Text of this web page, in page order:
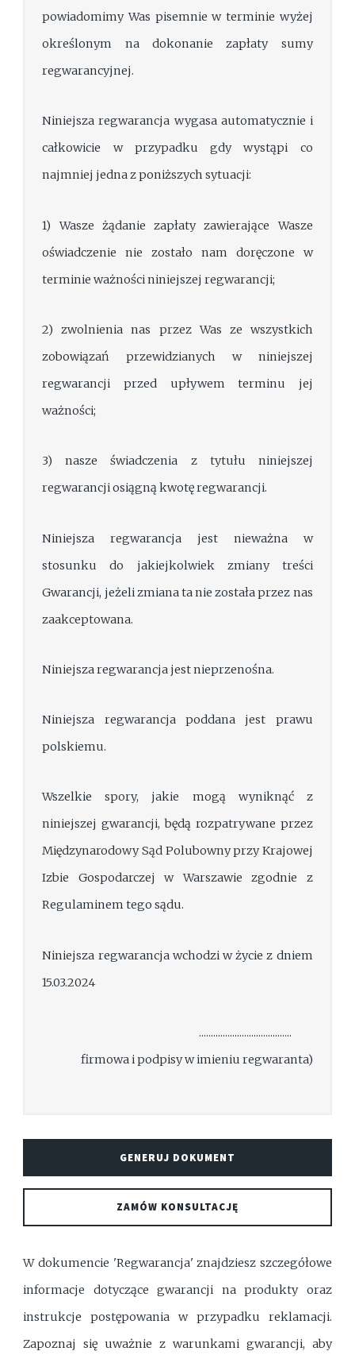
powiadomimy Was pisemnie w terminie wyżej
określonym na dokonanie zapłaty sumy
regwarancyjnej.
Niniejsza regwarancja wygasa automatycznie i
całkowicie w przypadku gdy wystąpi co
najmniej jedna z poniższych sytuacji:
1) Wasze żądanie zapłaty zawierające Wasze
oświadczenie nie zostało nam doręczone w
terminie ważności niniejszej regwarancji;
2) zwolnienia nas przez Was ze wszystkich
zobowiązań przewidzianych w niniejszej
regwarancji przed upływem terminu jej
ważności;
3) nasze świadczenia z tytułu niniejszej
regwarancji osiągną kwotę regwarancji.
Niniejsza regwarancja jest nieważna w
stosunku do jakiejkolwiek zmiany treści
Gwarancji, jeżeli zmiana ta nie została przez nas
zaakceptowana.
Niniejsza regwarancja jest nieprzenośna.
Niniejsza regwarancja poddana jest prawu
polskiemu.
Wszelkie spory, jakie mogą wyniknąć z
niniejszej gwarancji, będą rozpatrywane przez
Międzynarodowy Sąd Polubowny przy Krajowej
Izbie Gospodarczej w Warszawie zgodnie z
Regulaminem tego sądu.
Niniejsza regwarancja wchodzi w życie z dniem
15.03.2024
firmowa i podpisy w imieniu regwaranta)
GENERUJ DOKUMENT
ZAMÓW KONSULTACJĘ
W dokumencie 'Regwarancja' znajdziesz szczegółowe
informacje dotyczące gwarancji na produkty oraz
instrukcje postępowania w przypadku reklamacji.
Zapoznaj się uważnie z warunkami gwarancji, aby